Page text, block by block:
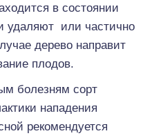
в состоянии
удаляют или частично
дерево направит
плодов.
болезням сорт
нападения
рекомендуется